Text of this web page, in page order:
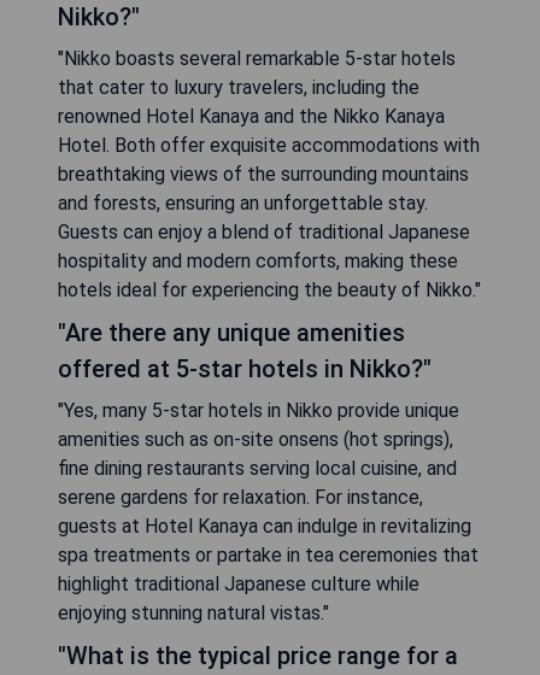
Nikko?"
"Nikko boasts several remarkable 5-star hotels
that cater to luxury travelers, including the
renowned Hotel Kanaya and the Nikko Kanaya
Hotel. Both offer exquisite accommodations with
breathtaking views of the surrounding mountains
and forests, ensuring an unforgettable stay.
Guests can enjoy a blend of traditional Japanese
hospitality and modern comforts, making these
hotels ideal for experiencing the beauty of Nikko."
"Are there any unique amenities
offered at 5-star hotels in Nikko?"
"Yes, many 5-star hotels in Nikko provide unique
amenities such as on-site onsens (hot springs),
fine dining restaurants serving local cuisine, and
serene gardens for relaxation. For instance,
guests at Hotel Kanaya can indulge in revitalizing
spa treatments or partake in tea ceremonies that
highlight traditional Japanese culture while
enjoying stunning natural vistas."
"What is the typical price range for a